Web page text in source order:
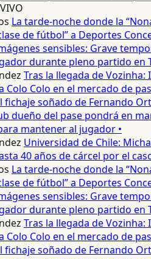
VIVO
La tarde-noche donde la
de fútbol” a Deportes
sensibles: Grave
durante pleno partido en
Tras la llegada de Vozinha:
Colo en el mercado de
fichaje soñado de Fernando
dueño del pase pondrá en
mantener al jugador •
Universidad de Chile:
40 años de cárcel por el
La tarde-noche donde la
de fútbol” a Deportes
sensibles: Grave
durante pleno partido en
Tras la llegada de Vozinha:
Colo en el mercado de
fichaje soñado de Fernando